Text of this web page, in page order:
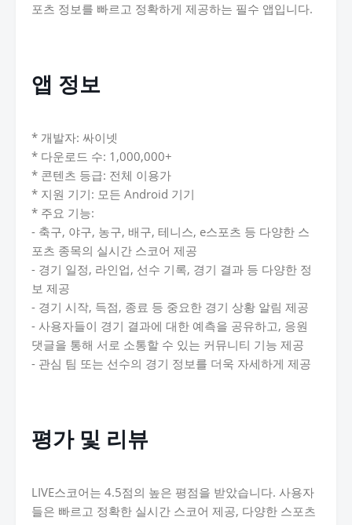
포츠 정보를 빠르고 정확하게 제공하는 필수 앱입니다.
앱 정보
* 개발자: 싸이넷
* 다운로드 수: 1,000,000+
* 콘텐츠 등급: 전체 이용가
* 지원 기기: 모든 Android 기기
* 주요 기능:
- 축구, 야구, 농구, 배구, 테니스, e스포츠 등 다양한 스
포츠 종목의 실시간 스코어 제공
- 경기 일정, 라인업, 선수 기록, 경기 결과 등 다양한 정
보 제공
- 경기 시작, 득점, 종료 등 중요한 경기 상황 알림 제공
- 사용자들이 경기 결과에 대한 예측을 공유하고, 응원
댓글을 통해 서로 소통할 수 있는 커뮤니티 기능 제공
- 관심 팀 또는 선수의 경기 정보를 더욱 자세하게 제공
평가 및 리뷰
LIVE스코어는 4.5점의 높은 평점을 받았습니다. 사용자
들은 빠르고 정확한 실시간 스코어 제공, 다양한 스포츠